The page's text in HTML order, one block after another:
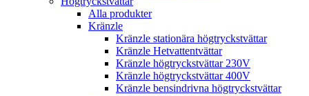
Alla produkter
Kränzle
Kränzle stationära högtryckstvättar
Kränzle Hetvattentvättar
Kränzle högtryckstvättar 230V
Kränzle högtryckstvättar 400V
Kränzle bensindrivna högtryckstvättar